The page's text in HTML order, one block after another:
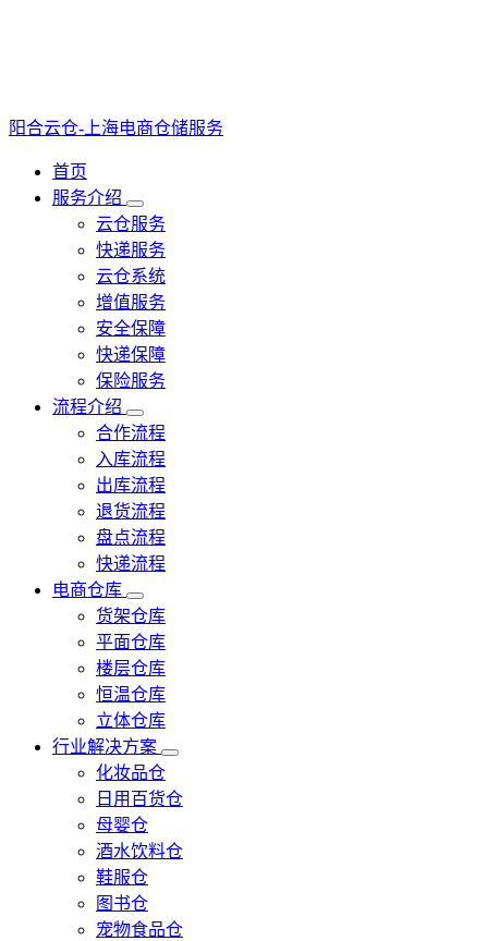
阳合云仓-上海电商仓储服务
首页
服务介绍
云仓服务
快递服务
云仓系统
增值服务
安全保障
快递保障
保险服务
流程介绍
合作流程
入库流程
出库流程
退货流程
盘点流程
快递流程
电商仓库
货架仓库
平面仓库
楼层仓库
恒温仓库
立体仓库
行业解决方案
化妆品仓
日用百货仓
母婴仓
酒水饮料仓
鞋服仓
图书仓
宠物食品仓